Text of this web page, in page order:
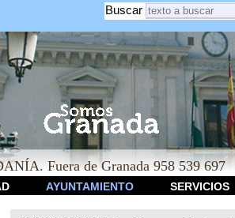
Buscar
Fuera de Granada 958 539 697
AYUNTAMIENTO SERVICIOS